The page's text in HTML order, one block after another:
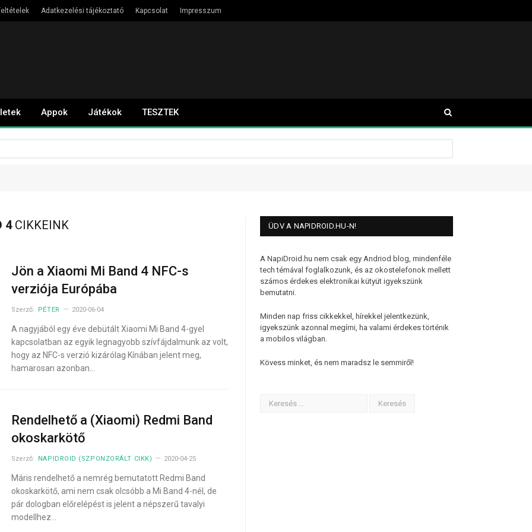
Adatkezelési tájékoztató Kapcsolat Impresszum
Appok Játékok TESZTEK
4CIKKEINK
Jön a Xiaomi Mi Band 4 NFC-s
verziója Európába
Szerző: PÉTER 2020-06-04
A nagyjából egy éve debütált Xiaomi Mi Band 4-gyel
kapcsolatban az egyik legnagyobb szívfájdalmunk az volt,
hogy az NFC-s verzió kizárólag Kínában jelent meg,
hamarosan azonban…
Rendelhető a (Xiaomi) Redmi Band
okoskarkötő
Szerző: NAPIDROID (SZPONZORÁLT CIKK) 2020-04-25
Máris rendelhető a nemrég bemutatott Redmi Band
okoskarkötő, ami nem csak olcsóbb a Mi Band 4-nél, de
pár dologban előrelépést is jelent a népszerű tavalyi
modellhez…
ÜDV A NAPIDROID.HU-N!
A NapiDroid.hu nem csak egy Andriod blog, mindenféle
tech témával foglalkozunk, és az okostelefonok mellett
számos érdekes elektronikai kütyüt igyekszünk
bemutatni.
Minden nap friss cikkekkel, hírekkel jelentkezünk,
igyekszünk azonnal megírni, ha valami érdekes történik
a mobilos világban.
Kövess minket, és nem maradsz le semmiről!